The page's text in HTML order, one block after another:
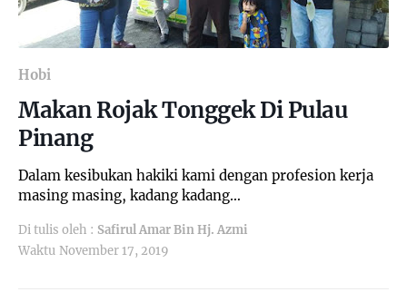
Hobi
Makan Rojak Tonggek Di Pulau
Pinang
Dalam kesibukan hakiki kami dengan profesion kerja
masing masing, kadang kadang…
Di tulis oleh : Safirul Amar Bin Hj. Azmi
Waktu November 17, 2019